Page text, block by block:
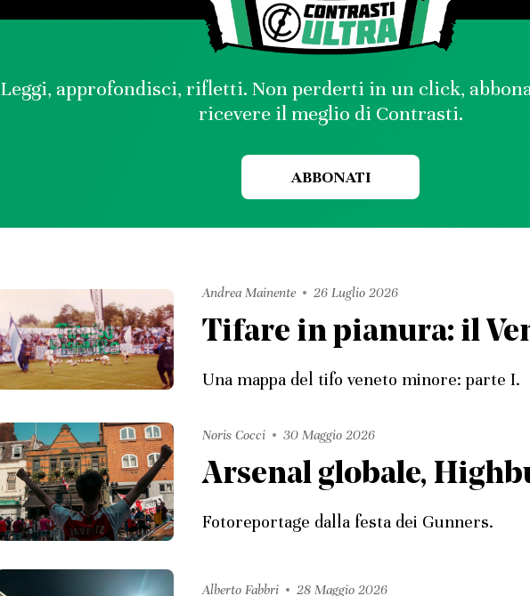
Leggi, approfondisci, rifletti. Non perderti in un click,
ricevere il meglio di Contrasti.
ABBONATI
Andrea Mainente 26 Luglio 2026
Tifare in pianura: il
Una mappa del tifo veneto minore: parte I.
Noris Cocci 30 Maggio 2026
Arsenal globale,
Fotoreportage dalla festa dei Gunners.
Alberto Fabbri 28 Maggio 2026